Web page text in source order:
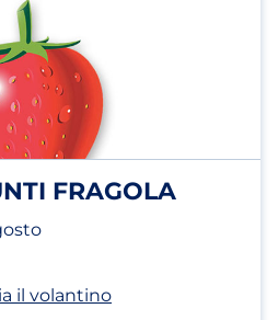
FRAGOLA
il volantino(apri in un nuovo